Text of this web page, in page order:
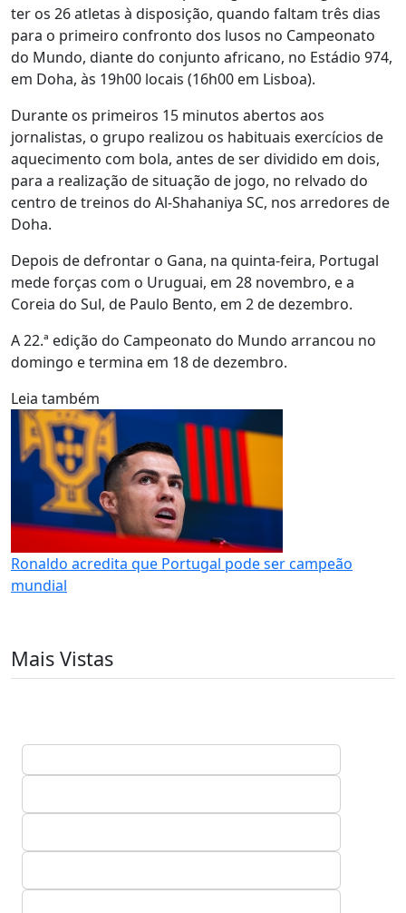
ter os 26 atletas à disposição, quando faltam três dias
para o primeiro confronto dos lusos no Campeonato
do Mundo, diante do conjunto africano, no Estádio 974,
em Doha, às 19h00 locais (16h00 em Lisboa).
Durante os primeiros 15 minutos abertos aos
jornalistas, o grupo realizou os habituais exercícios de
aquecimento com bola, antes de ser dividido em dois,
para a realização de situação de jogo, no relvado do
centro de treinos do Al-Shahaniya SC, nos arredores de
Doha.
Depois de defrontar o Gana, na quinta-feira, Portugal
mede forças com o Uruguai, em 28 novembro, e a
Coreia do Sul, de Paulo Bento, em 2 de dezembro.
A 22.ª edição do Campeonato do Mundo arrancou no
domingo e termina em 18 de dezembro.
Leia também
Ronaldo acredita que Portugal pode ser campeão
mundial
Mais Vistas